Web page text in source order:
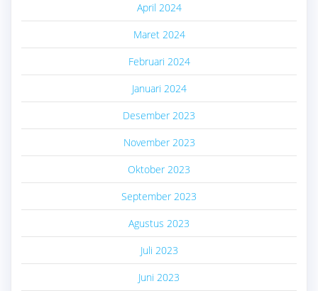
April 2024
Maret 2024
Februari 2024
Januari 2024
Desember 2023
November 2023
Oktober 2023
September 2023
Agustus 2023
Juli 2023
Juni 2023